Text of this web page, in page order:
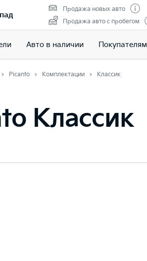
Продажа новых авто
Продажа авто с пробегом
Авто в наличии Покупателям
Picanto Комплектации Классик
Классик